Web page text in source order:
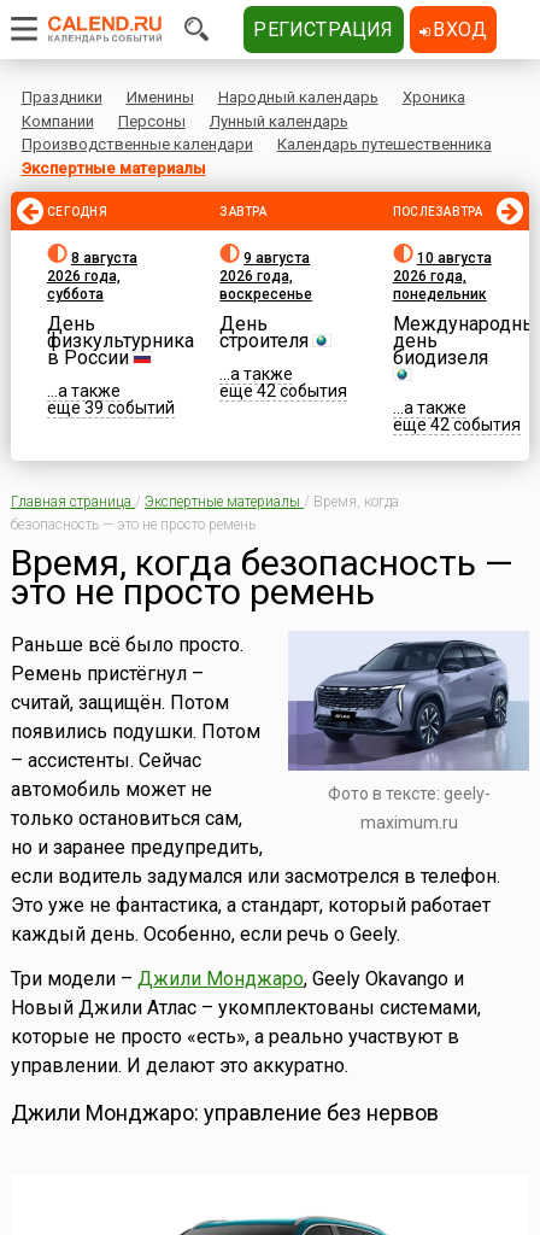
Праздники Именины Народный календарь
Хроника
Компании
Персоны
Лунный календарь
Производственные календари
Календарь путешественника
Экспертные материалы
СЕГОДНЯ
8 августа
2026 года,
суббота
День
физкультурника
в России
...а также
еще 39 событий
ЗАВТРА
9 августа
2026 года,
воскресенье
День
строителя
...а также
еще 42 события
ПОСЛЕЗАВТРА
10 августа
2026 года,
понедельник
день
биодизеля
...а также
еще 42 события
Главная страница / Экспертные материалы / Время, когда
безопасность — это не просто ремень
Время, когда безопасность —
это не просто ремень
Фото в тексте: geely-
maximum.ru
Раньше всё было просто.
Ремень пристёгнул –
считай, защищён. Потом
появились подушки. Потом
– ассистенты. Сейчас
автомобиль может не
только остановиться сам,
но и заранее предупредить,
если водитель задумался или засмотрелся в телефон.
Это уже не фантастика, а стандарт, который работает
каждый день. Особенно, если речь о Geely.
Три модели – Джили Монджаро, Geely Okavango и
Новый Джили Атлас – укомплектованы системами,
которые не просто «есть», а реально участвуют в
управлении. И делают это аккуратно.
Джили Монджаро: управление без нервов
РЕГИСТРАЦИЯ ВХОД